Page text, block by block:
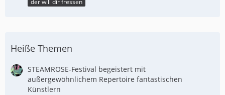
der will dir fressen
Heiße Themen
STEAMROSE-Festival begeistert mit
außergewöhnlichem Repertoire fantastischen
Künstlern